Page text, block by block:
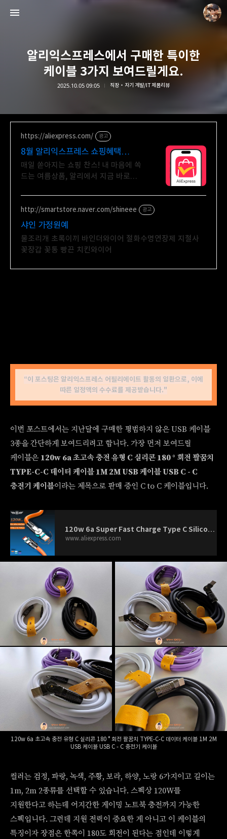
알리익스프레스에서 구매한 특이한
케이블 3가지 보여드릴게요.
2025.10.05 09:05 직장・자기 계발/IT 제품리뷰
https://aliexpress.com/ 광고
8월 알리익스프레스 쇼핑혜택
알리에서 8월혜택 바로 받기
매일 쏟아지는 쇼핑 찬스! 내 마음에 쏙
드는 여름상품, 알리에서 지금 바로
http://smartstore.naver.com/shineee 광고
샤인 가정원예
물조리개 초록이끼 바인더와이어 절화수명연장제 지철사
꽃장갑 꽃통 빵끈 치킨와이어
“이 포스팅은 알리익스프레스 어필리에이트 활동의 일환으로, 이에
따른 일정액의 수수료를 제공받습니다."
이번 포스트에서는 지난달에 구매한 평범하지 않은 USB 케이블
3종을 간단하게 보여드리려고 합니다. 가장 먼저 보여드릴
케이블은 120w 6a 초고속 충전 유형 C 실리콘 180 ° 회전 팔꿈치
TYPE-C-C 데이터 케이블 1M 2M USB 케이블 USB C - C
충전기 케이블이라는 제목으로 판매 중인 C to C 케이블입니다.
120w 6a Super Fast Charge Type C Silicone 180 ° rotating elbow TYPE-C-C data cable 1M 2M Usb Cable Usb C to C Charger Cable - A
www.aliexpress.com
120w 6a 초고속 충전 유형 C 실리콘 180 ° 회전 팔꿈치 TYPE-C-C 데이터 케이블 1M 2M
USB 케이블 USB C - C 충전기 케이블
컬러는 검정, 파랑, 녹색, 주황, 보라, 하양, 노랑 6가지이고 길이는
1m, 2m 2종류를 선택할 수 있습니다. 스펙상 120W를
지원한다고 하는데 어지간한 게이밍 노트북 충전까지 가능한
스펙입니다. 그런데 지원 전력이 중요한 게 아니고 이 케이블의
특징이자 장점은 한쪽이 180도 회전이 된다는 점인데 이렇게
담덕이의 탐방일지
담덕.